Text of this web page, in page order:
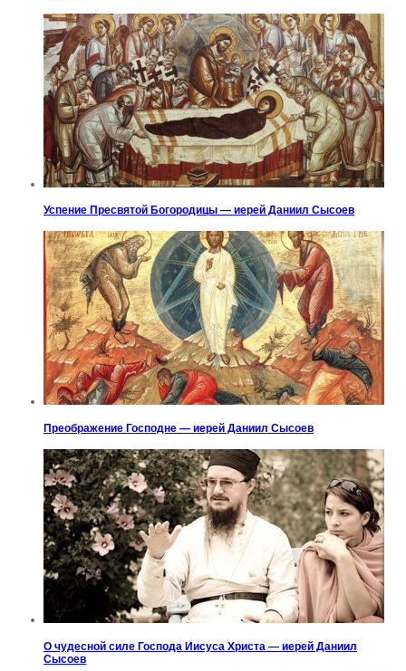
Успение Пресвятой Богородицы — иерей Даниил Сысоев
Преображение Господне — иерей Даниил Сысоев
О чудесной силе Господа Иисуса Христа — иерей Даниил
Сысоев